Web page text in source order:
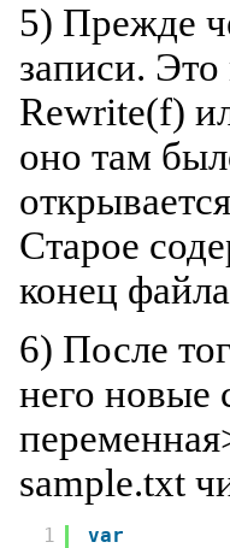
5) Прежде
записи.
Rewrite(f)
оно там
Старое
конец
6) После
него новые
sample.txt
1
var